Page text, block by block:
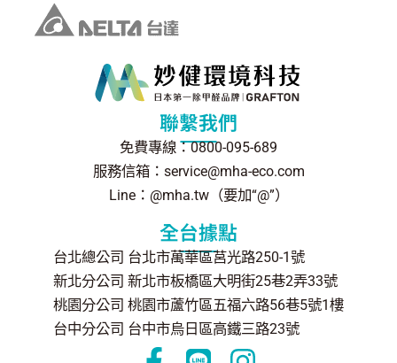
聯繫我們
免費專線：0800-095-689
服務信箱：service@mha-eco.com
Line：@mha.tw（要加“@”）
全台據點
台北總公司 台北市萬華區莒光路250-1號
新北分公司 新北市板橋區大明街25巷2弄33號
桃園分公司 桃園市蘆竹區五福六路56巷5號1樓
台中分公司 台中市烏日區高鐵三路23號
F L I